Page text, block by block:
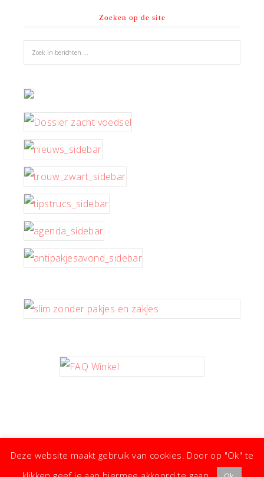
Zoeken op de site
Deze website maakt gebruik van cookies. Door op "Ok" te